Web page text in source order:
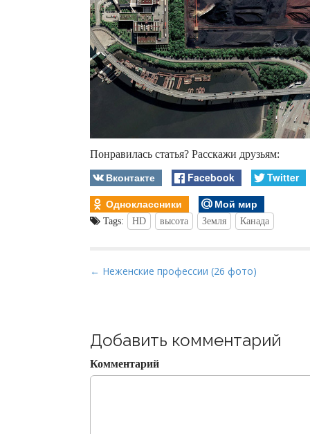
Понравилась статья? Расскажи друзьям:
Вконтакте Facebook
Twitter
Одноклассники
Мой мир
Tags: HD высота Земля Канада
P
n
a
v
← Неженские профессии (26 фото)
Добавить комментарий
Комментарий